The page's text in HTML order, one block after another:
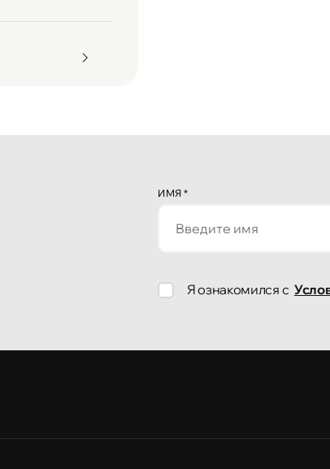
ИМЯ *
Я ознакомился с